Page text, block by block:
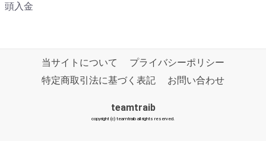
頭入金
当サイトについて
プライバシーポリシー
特定商取引法に基づく表記
お問い合わせ
teamtraib
copyright (c) teamtraib all rights reserved.